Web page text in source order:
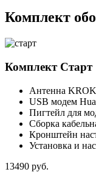
Комплект
Комплект Старт
Антенна
USB модем
Пигтейл для
Сборка
Кронштейн
Установка и
13490 руб.